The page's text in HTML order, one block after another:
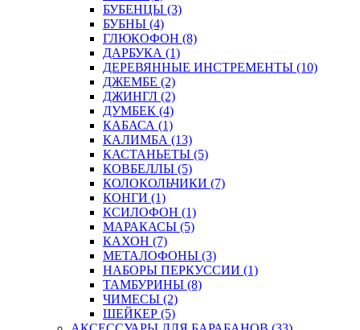
БУБЕНЦЫ (3)
БУБНЫ (4)
ГЛЮКОФОН (8)
ДАРБУКА (1)
ДЕРЕВЯННЫЕ ИНСТРЕМЕНТЫ (10)
ДЖЕМБЕ (2)
ДЖИНГЛ (2)
ДУМБЕК (4)
КАБАСА (1)
КАЛИМБА (13)
КАСТАНЬЕТЫ (5)
КОВБЕЛЛЫ (5)
КОЛОКОЛЬЧИКИ (7)
КОНГИ (1)
КСИЛОФОН (1)
МАРАКАСЫ (5)
КАХОН (7)
МЕТАЛОФОНЫ (3)
НАБОРЫ ПЕРКУССИИ (1)
ТАМБУРИНЫ (8)
ЧИМЕСЫ (2)
ШЕЙКЕР (5)